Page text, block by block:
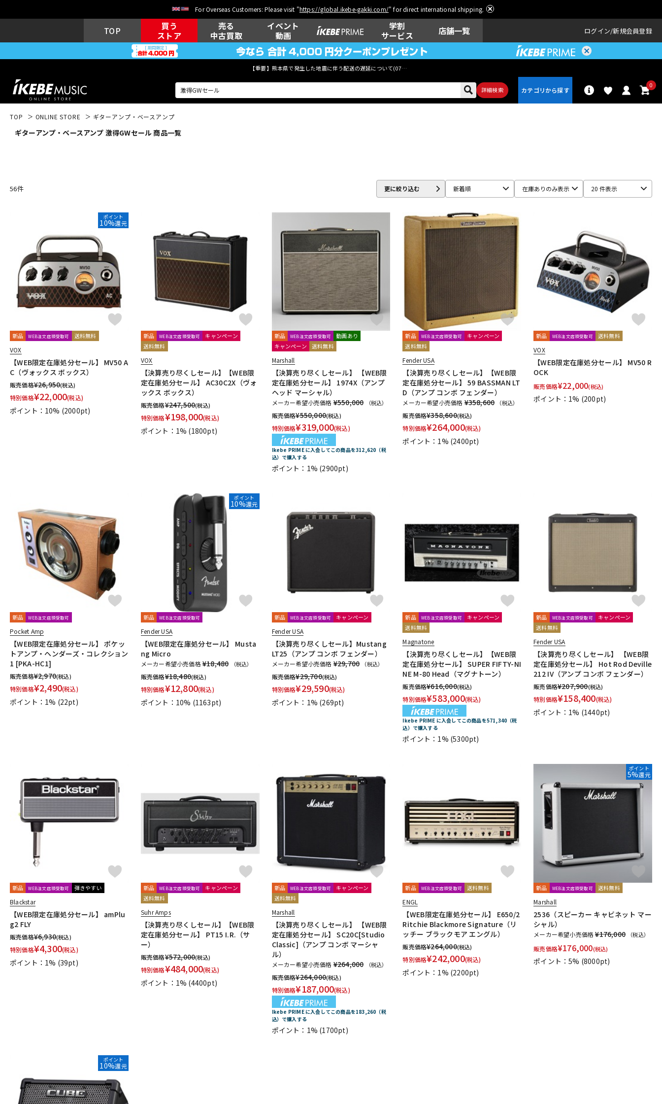
For Overseas Customers: Please visit "https://global.ikebe-gakki.com/" for direct international shipping.
TOP
買う
ストア
売る
中古買取
イベント
動画
学割
サービス
店舗一覧 ログイン 新規会員登録
【重要】熊本県で発生した地震に伴う配送の遅延について(07月29日
詳細検索
0
エレキギター アコギ/エレ
その他楽器 アンプ エフェクター
DTM DTM オンラ
イン納品
レコーディン
グ機器
配信/ライブ
機器
中古 ヴィンテージ
TOP ONLINE STORE ギターアンプ・ベースアンプ
ギターアンプ・ベースアンプ 激得GWセール 商品一覧
56件 更に絞り込む 新着順 在庫ありのみ表示 20 件表示
ポイント
10%還元
新品 WEB注文店頭受取可 送料無料
VOX
【WEB限定在庫処分セール】 MV50 A
C（ヴォックス ボックス）
販売価格¥26,950(税込)
特別価格¥22,000(税込)
ポイント：10% (2000pt)
新品 WEB注文店頭受取可
キャンペーン
送料無料
VOX
【決算売り尽くしセール】【WEB限
定在庫処分セール】 AC30C2X（ヴォ
ックス ボックス）
販売価格¥247,500(税込)
特別価格¥198,000(税込)
ポイント：1% (1800pt)
新品 WEB注文店頭受取可
動画あり
キャンペーン
送料無料
Marshall
【決算売り尽くしセール】 【WEB限
定在庫処分セール】 1974X（アンプ
ヘッド マーシャル）
メーカー希望小売価格 ¥550,000 （税込）
販売価格¥550,000(税込)
特別価格¥319,000(税込)
Ikebe PRIME に入会してこの商品を312,620（税
込）で購入する
ポイント：1% (2900pt)
新品 WEB注文店頭受取可
キャンペーン
送料無料
Fender USA
【決算売り尽くしセール】【WEB限
定在庫処分セール】 59 BASSMAN LT
D（アンプ コンボ フェンダー）
メーカー希望小売価格 ¥358,600 （税込）
販売価格¥358,600(税込)
特別価格¥264,000(税込)
ポイント：1% (2400pt)
新品 WEB注文店頭受取可 送料無料
VOX
【WEB限定在庫処分セール】 MV50 R
OCK
販売価格¥22,000(税込)
ポイント：1% (200pt)
新品 WEB注文店頭受取可
Pocket Amp
【WEB限定在庫処分セール】 ポケッ
トアンプ・ヘンダーズ・コレクション
1 [PKA-HC1]
販売価格¥2,970(税込)
特別価格¥2,490(税込)
ポイント：1% (22pt)
ポイント
10%還元
新品 WEB注文店頭受取可
Fender USA
【WEB限定在庫処分セール】 Musta
ng Micro
メーカー希望小売価格¥18,480 （税込）
販売価格¥18,480(税込)
特別価格¥12,800(税込)
ポイント：10% (1163pt)
新品 WEB注文店頭受取可 キャンペーン
Fender USA
【決算売り尽くしセール】Mustang
LT25（アンプ コンボ フェンダー）
メーカー希望小売価格 ¥29,700 （税込）
販売価格¥29,700(税込)
特別価格¥29,590(税込)
ポイント：1% (269pt)
新品 WEB注文店頭受取可
キャンペーン
送料無料
Magnatone
【決算売り尽くしセール】【WEB限
定在庫処分セール】 SUPER FIFTY-NI
NE M-80 Head（マグナトーン）
販売価格¥616,000(税込)
特別価格¥583,000(税込)
Ikebe PRIME に入会してこの商品を571,340（税
込）で購入する
ポイント：1% (5300pt)
新品 WEB注文店頭受取可
キャンペーン
送料無料
Fender USA
【決算売り尽くしセール】 【WEB限
定在庫処分セール】 Hot Rod Deville
212 IV（アンプ コンボ フェンダー）
販売価格¥207,900(税込)
特別価格¥158,400(税込)
ポイント：1% (1440pt)
新品 WEB注文店頭受取可 弾きやすい
Blackstar
【WEB限定在庫処分セール】 amPlu
g2 FLY
販売価格¥6,930(税込)
特別価格¥4,300(税込)
ポイント：1% (39pt)
新品 WEB注文店頭受取可
キャンペーン
送料無料
Suhr Amps
【決算売り尽くしセール】【WEB限
定在庫処分セール】 PT15 I.R.（サ
ー）
販売価格¥572,000(税込)
特別価格¥484,000(税込)
ポイント：1% (4400pt)
新品 WEB注文店頭受取可
キャンペーン
送料無料
Marshall
【決算売り尽くしセール】 【WEB限
定在庫処分セール】 SC20C[Studio
Classic]（アンプ コンボ マーシャ
ル）
メーカー希望小売価格 ¥264,000 （税込）
販売価格¥264,000(税込)
特別価格¥187,000(税込)
Ikebe PRIME に入会してこの商品を183,260（税
込）で購入する
ポイント：1% (1700pt)
新品 WEB注文店頭受取可 送料無料
ENGL
【WEB限定在庫処分セール】 E650/2
Ritchie Blackmore Signature（リ
ッチー ブラックモア エングル）
販売価格¥264,000(税込)
特別価格¥242,000(税込)
ポイント：1% (2200pt)
ポイント
5%還元
新品 WEB注文店頭受取可 送料無料
Marshall
2536（スピーカー キャビネット マー
シャル）
メーカー希望小売価格¥176,000 （税込）
販売価格¥176,000(税込)
ポイント：5% (8000pt)
ポイント
10%還元